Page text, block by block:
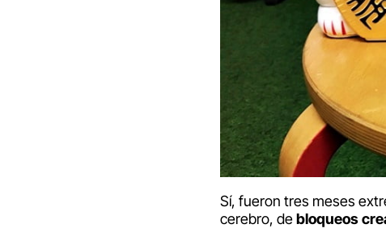
Sí, fueron tres meses
cerebro, debloqueos